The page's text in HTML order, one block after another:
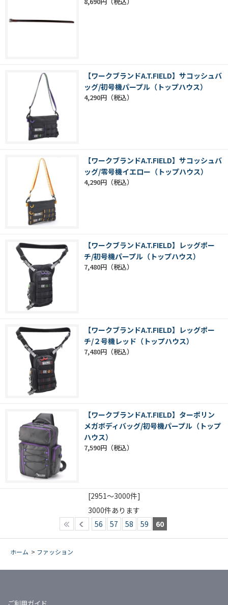
【ワークブランドA.T.FIELD】サコッシュバ
ッグ/初号機パープル（トップハウス）
4,290円
【ワークブランドA.T.FIELD】サコッシュバ
ッグ/零号機イエロー（トップハウス）
4,290円
【ワークブランドA.T.FIELD】レッグポー
チ/初号機パープル（トップハウス）
7,480円
【ワークブランドA.T.FIELD】レッグポー
チ/２号機レッド（トップハウス）
7,480円
【ワークブランドA.T.FIELD】ターポリン
メガボディバッグ/初号機パープル（トップ
ハウス）
7,590円
[2951～3000件]
3000件あります
56
57 58 59 60
ホーム > ファッション